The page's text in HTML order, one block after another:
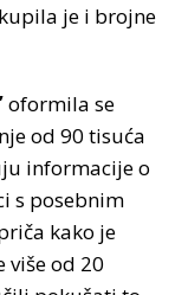
je i brojne
oformila se
od 90 tisuća
informacije o
s posebnim
kako je
više od 20